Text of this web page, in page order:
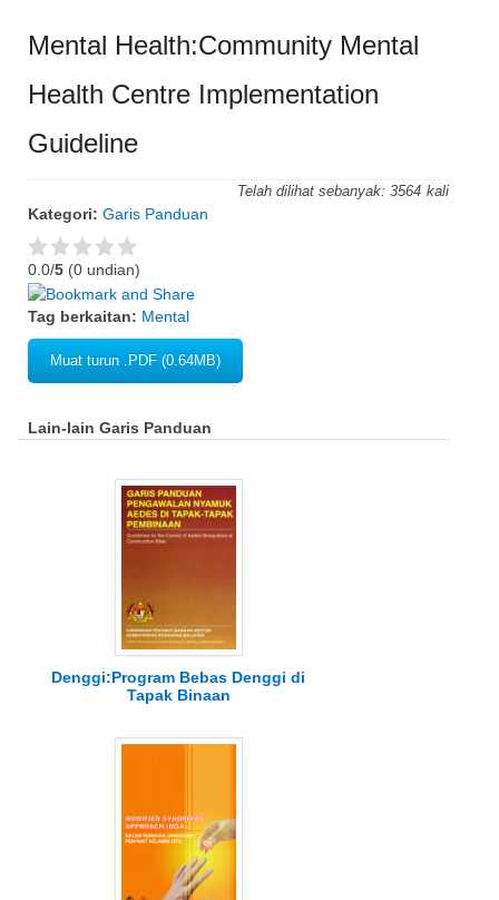
Mental Health:Community Mental
Health Centre Implementation
Guideline
Telah dilihat sebanyak: 3564
Kategori: Garis Panduan
0.0/5 (0 undian)
Tag berkaitan: Mental
Muat turun .PDF (0.64MB)
Lain-lain Garis Panduan
Denggi:Program Bebas Denggi di
Tapak Binaan